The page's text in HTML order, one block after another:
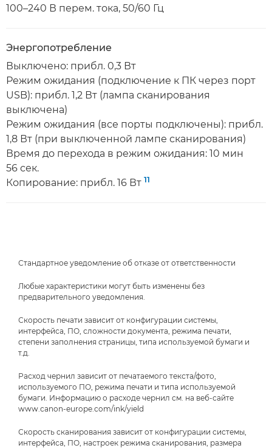
100–240 В перем. тока, 50/60 Гц
Энергопотребление
Выключено: прибл. 0,3 Вт
Режим ожидания (подключение к ПК через порт
USB): прибл. 1,2 Вт (лампа сканирования
выключена)
Режим ожидания (все порты подключены): прибл.
1,8 Вт (при выключенной лампе сканирования)
Время до перехода в режим ожидания: 10 мин
56 сек.
Копирование: прибл. 16 Вт 11
Стандартное уведомление об отказе от ответственности
Любые характеристики могут быть изменены без
предварительного уведомления.
Скорость печати зависит от конфигурации системы,
интерфейса, ПО, сложности документа, режима печати,
степени заполнения страницы, типа используемой бумаги и
т.д.
Расход чернил зависит от печатаемого текста/фото,
используемого ПО, режима печати и типа используемой
бумаги. Информацию о расходе чернил см. на веб-сайте
www.canon-europe.com/ink/yield
Скорость сканирования зависит от конфигурации системы,
интерфейса, ПО, настроек режима сканирования, размера